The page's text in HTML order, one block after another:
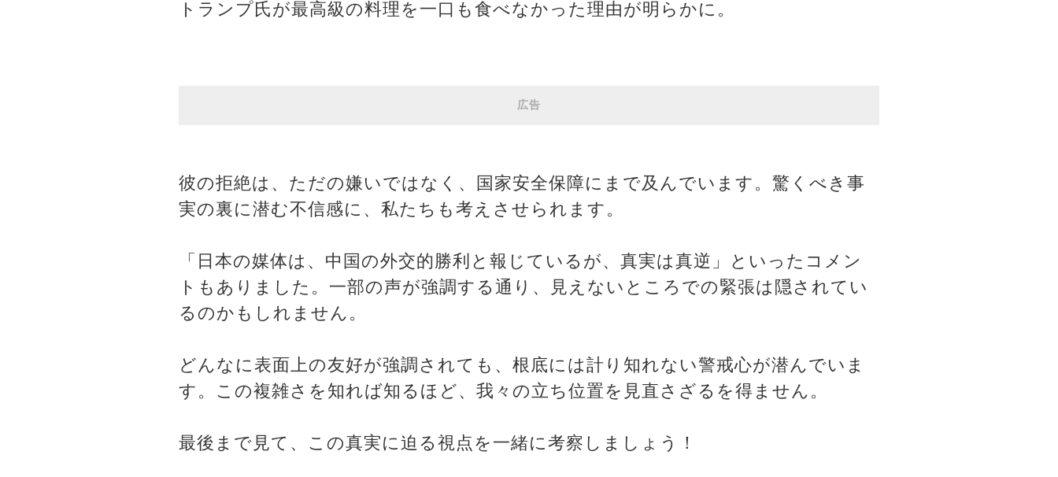
トランプ氏が最高級の料理を一口も食べなかった理由が明らかに。
広告
彼の拒絶は、ただの嫌いではなく、国家安全保障にまで及んでいます。驚くべき事
実の裏に潜む不信感に、私たちも考えさせられます。
「日本の媒体は、中国の外交的勝利と報じているが、真実は真逆」といったコメン
トもありました。一部の声が強調する通り、見えないところでの緊張は隠されてい
るのかもしれません。
どんなに表面上の友好が強調されても、根底には計り知れない警戒心が潜んでいま
す。この複雑さを知れば知るほど、我々の立ち位置を見直さざるを得ません。
最後まで見て、この真実に迫る視点を一緒に考察しましょう！